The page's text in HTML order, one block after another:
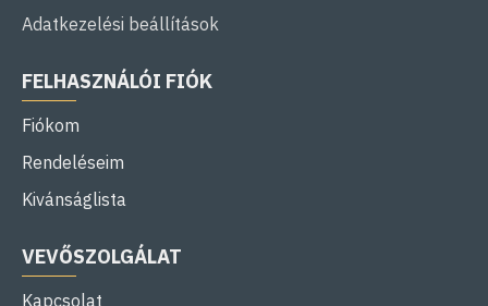
Adatkezelési beállítások
FELHASZNÁLÓI FIÓK
Fiókom
Rendeléseim
Kivánságlista
VEVŐSZOLGÁLAT
Kapcsolat